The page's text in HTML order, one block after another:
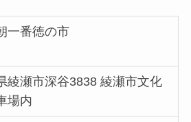
一番徳の市
綾瀬市深谷3838 綾瀬市文化
場内